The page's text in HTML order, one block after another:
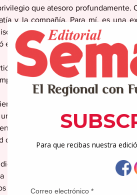
que atesoro profundamente.
y la compañía. Para mí, es una
de estar presentes, de
el Primer Ejecutivo Municipal.
con los  participantes y hasta
estribillo “Estoy metío, estoy
inauguró recientemente estas
de los puntos importantes y
Cidra. En ese sentido, afirmó
de vida.
su vida por nosotros y ahora
con nuestros adultos mayores y
de calidad, en un espacio digno,